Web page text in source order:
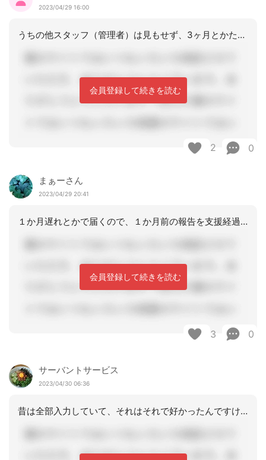
2023/04/29 16:00
うちの他スタッフ（管理者）は見もせず、3ヶ月とかためて積み上げてます💦私は届いた
会員登録して続きを読む
2 0
まぁーさん
2023/04/29 20:41
１か月遅れとかで届くので、１か月前の報告を支援経過に打ち込むことはしません。１か
会員登録して続きを読む
3 0
サーバントサービス
2023/04/30 06:36
昔は全部入力していて、それはそれで好かったんですけど仕事を簡略化するときにやめま